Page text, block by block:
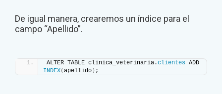
De igual manera, crearemos un índice para el
campo “Apellido”.
ALTER TABLE clinica_veterinaria.clientes
INDEX(apellido) ;